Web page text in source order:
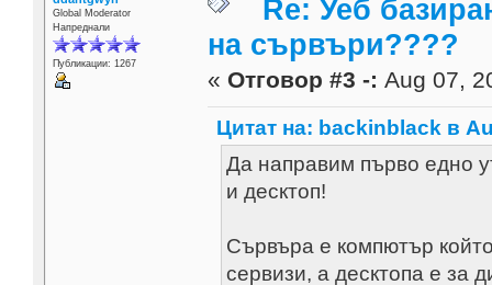
Global Moderator
Напреднали
Публикации: 1267
Re: Уеб
на сървъри????
« Отговор #3 -: Aug 07,
Цитат на: backinblack в
Да направим първо едно
и десктоп!
Сървъра е компютър
сервизи, а десктопа е за